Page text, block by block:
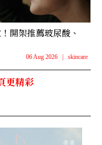
開架推薦玻尿酸、
06 Aug 2026 skincare
更精彩